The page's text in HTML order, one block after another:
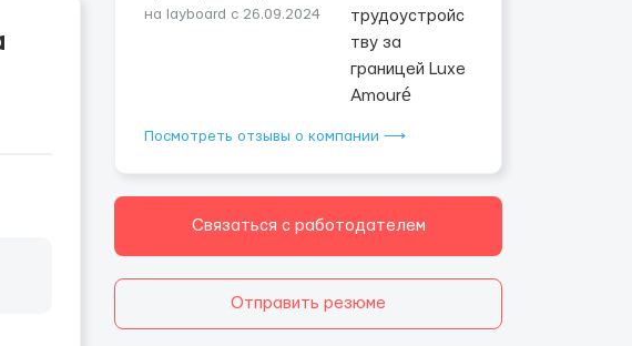
на layboard с 26.09.2024
Посмотреть отзывы о компании ⟶
Связаться с работодателем
Отправить резюме